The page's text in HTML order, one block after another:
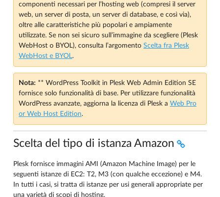
componenti necessari per l’hosting web (compresi il server
web, un server di posta, un server di database, e così via),
oltre alle caratteristiche più popolari e ampiamente
utilizzate. Se non sei sicuro sull’immagine da scegliere (Plesk
WebHost o BYOL), consulta l’argomento Scelta fra Plesk
WebHost e BYOL.
Nota: ** WordPress Toolkit in Plesk Web Admin Edition SE
fornisce solo funzionalità di base. Per utilizzare funzionalità
WordPress avanzate, aggiorna la licenza di Plesk a Web Pro
or Web Host Edition.
Scelta del tipo di istanza Amazon
Plesk fornisce immagini AMI (Amazon Machine Image) per le
seguenti istanze di EC2: T2, M3 (con qualche eccezione) e M4.
In tutti i casi, si tratta di istanze per usi generali appropriate per
una varietà di scopi di hosting.